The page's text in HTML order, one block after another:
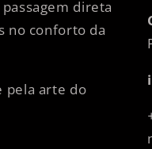
direta
no conforto da
pela arte do